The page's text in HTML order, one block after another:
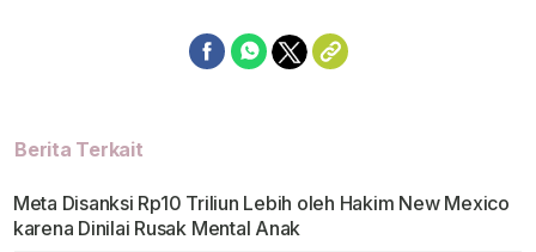
Berita Terkait
Meta Disanksi Rp10 Triliun Lebih oleh Hakim New Mexico
karena Dinilai Rusak Mental Anak